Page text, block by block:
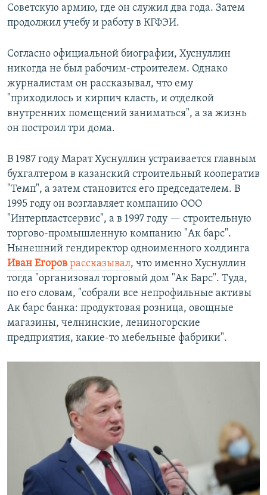
Советскую армию, где он служил два года. Затем
продолжил учебу и работу в КГФЭИ.
Согласно официальной биографии, Хуснуллин
никогда не был рабочим-строителем. Однако
журналистам он рассказывал, что ему
"приходилось и кирпич класть, и отделкой
внутренних помещений заниматься", а за жизнь
он построил три дома.
В 1987 году Марат Хуснуллин устраивается главным
бухгалтером в казанский строительный кооператив
"Темп", а затем становится его председателем. В
1995 году он возглавляет компанию ООО
"Интерпластсервис", а в 1997 году — строительную
торгово-промышленную компанию "Ак барс".
Нынешний гендиректор одноименного холдинга
Иван Егоров рассказывал, что именно Хуснуллин
тогда "организовал торговый дом "Ак Барс". Туда,
по его словам, "собрали все непрофильные активы
Ак барс банка: продуктовая розница, овощные
магазины, челнинские, лениногорские
предприятия, какие-то мебельные фабрики".